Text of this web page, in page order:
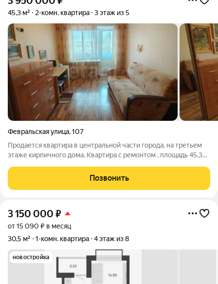
45,3 м² 2-комн. квартира 3 этаж из 5
Февральская улица,107
Продается квартира в центральной части города, на третьем
этаже кирпичного дома. Квартира с ремонтом , площадь 45,3
Комнаты вагончиком, можно сделать перегородку и будут
изолированные комнаты.
Позвонить
3 150 000 ₽
от 15 090 ₽ в месяц
30,5 м²
1-комн. квартира 4 этаж из 8
новостройка